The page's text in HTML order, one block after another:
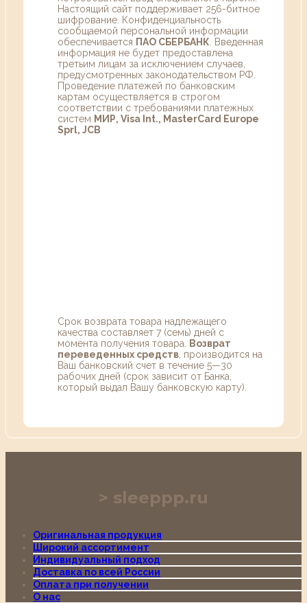
Настоящий сайт поддерживает 256-битное
шифрование. Конфиденциальность
сообщаемой персональной информации
обеспечивается ПАО СБЕРБАНК . Введенная
информация не будет предоставлена
третьим лицам за исключением случаев,
предусмотренных законодательством РФ.
Проведение платежей по банковским
картам осуществляется в строгом
соответствии с требованиями платежных
систем МИР, Visa Int., MasterCard Europe
Sprl, JCB
Срок возврата товара надлежащего
качества составляет 7 (семь) дней с
момента получения товара.
Возврат
переведенных средств , производится на
Ваш банковский счет в течение 5—30
рабочих дней (срок зависит от Банка,
который выдал Вашу банковскую карту).
sleeppp.ru
Оригинальная продукция
Широкий ассортимент
Индивидуальный подход
Доставка по всей России
Оплата при получении
О нас